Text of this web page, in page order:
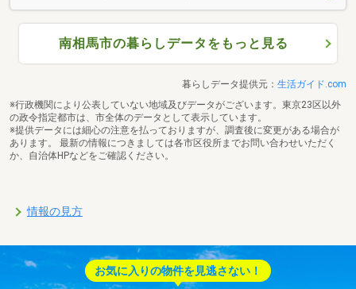
南相馬市の暮らしデータをもっと見る
暮らしデータ提供元： 生活ガイド.com
※行政機関により公表していない地域及びデータがございます。東京23区以外
の政令指定都市は、市全体のデータとして表示しています。
※提供データには細心の注意を払っておりますが、調査後に変更がある場合が
あります。 最新の情報につきましては各市区役所までお問い合わせいただく
か、自治体HPなどをご確認ください。
情報の見方
お気に入りの物件を見逃さない！